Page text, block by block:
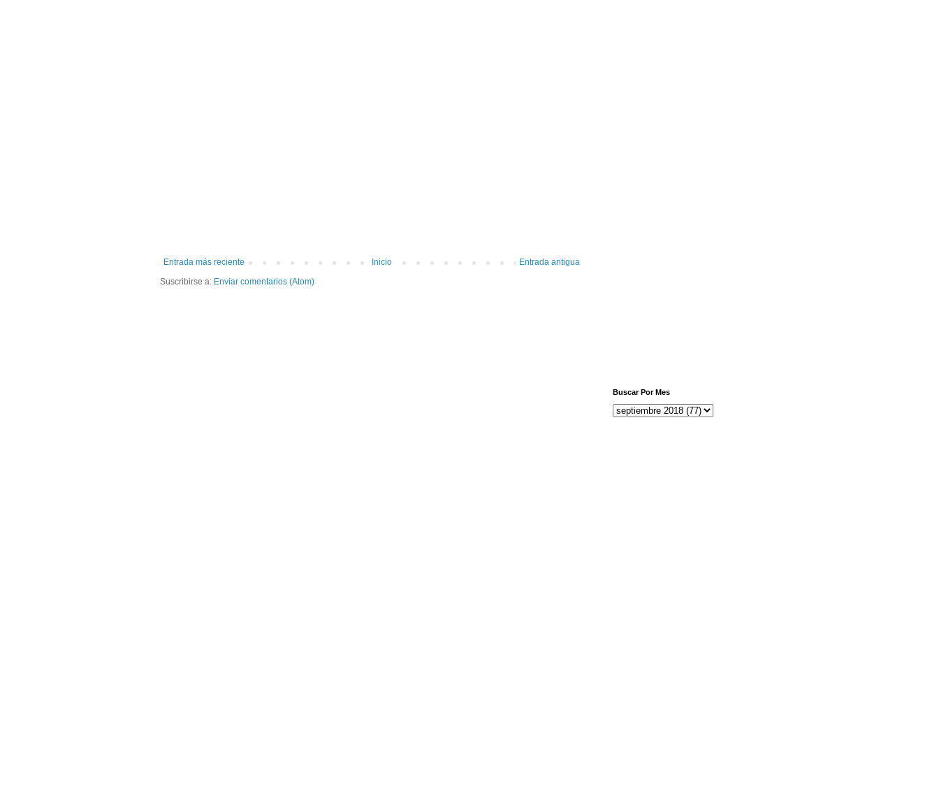
Entrada más reciente Entrada antigua
Inicio
Suscribirse a: Enviar comentarios (Atom)
Buscar Por Mes